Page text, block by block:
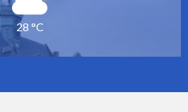
28 °C